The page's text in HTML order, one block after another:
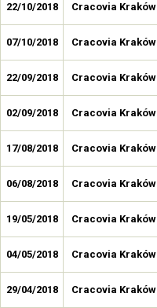
22/10/2018 Cracovia Kraków
07/10/2018 Cracovia Kraków
22/09/2018 Cracovia Kraków
02/09/2018 Cracovia Kraków
17/08/2018 Cracovia Kraków
06/08/2018 Cracovia Kraków
19/05/2018 Cracovia Kraków
04/05/2018 Cracovia Kraków
29/04/2018 Cracovia Kraków